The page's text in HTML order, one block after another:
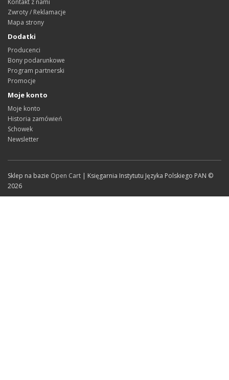
Kontakt z nami
Zwroty / Reklamacje
Mapa strony
Dodatki
Producenci
Bony podarunkowe
Program partnerski
Promocje
Moje konto
Moje konto
Historia zamówień
Schowek
Newsletter
Sklep na bazie Open Cart | Księgarnia Instytutu Języka Polskiego PAN ©
2026